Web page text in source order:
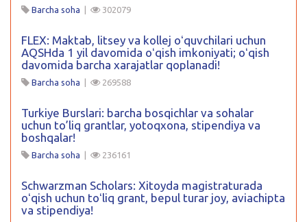
Barcha soha 302079
FLEX: Maktab, litsey va kollej oʻquvchilari uchun
AQSHda 1 yil davomida oʻqish imkoniyati; oʻqish
davomida barcha xarajatlar qoplanadi!
Barcha soha 269588
Turkiye Burslari: barcha bosqichlar va sohalar
uchun to’liq grantlar, yotoqxona, stipendiya va
boshqalar!
Barcha soha 236161
Schwarzman Scholars: Xitoyda magistraturada
oʻqish uchun toʻliq grant, bepul turar joy, aviachipta
va stipendiya!